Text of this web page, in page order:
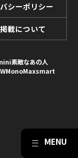
シーポリシー
載について
素敵なあの人
MonoMaxsmart